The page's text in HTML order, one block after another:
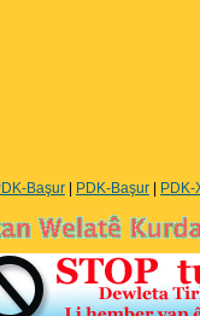
Başur PDK-Başur